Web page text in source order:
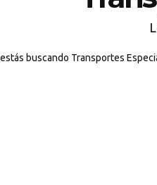
buscando Transportes